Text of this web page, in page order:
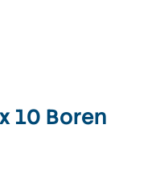
10 Boren